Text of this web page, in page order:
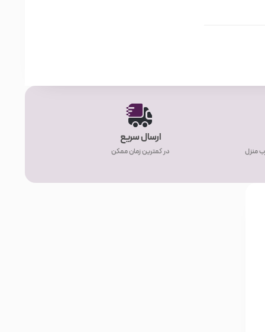
منزل
ارسال سریع
در کمترین زمان ممکن